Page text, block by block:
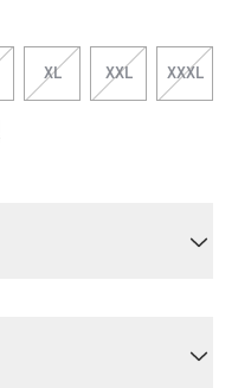
XL XXL XXXL